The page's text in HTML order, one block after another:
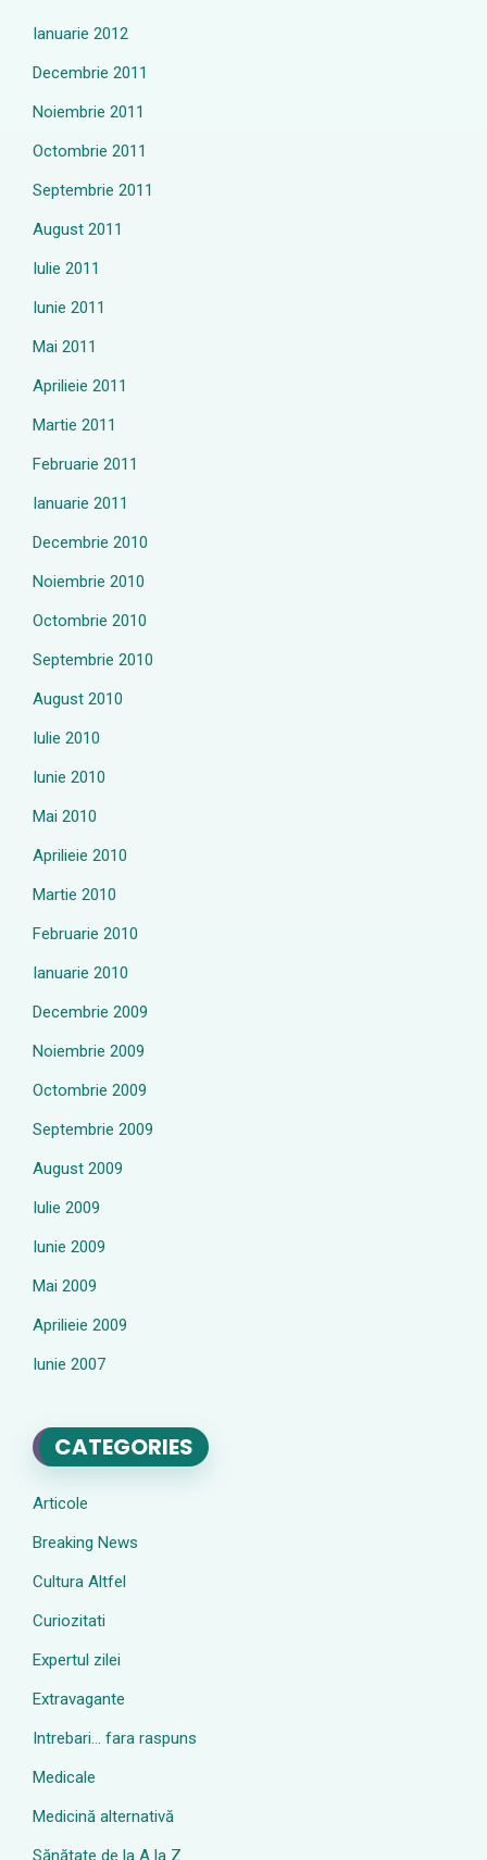
Ianuarie 2012
Decembrie 2011
Noiembrie 2011
Octombrie 2011
Septembrie 2011
August 2011
Iulie 2011
Iunie 2011
Mai 2011
Aprilieie 2011
Martie 2011
Februarie 2011
Ianuarie 2011
Decembrie 2010
Noiembrie 2010
Octombrie 2010
Septembrie 2010
August 2010
Iulie 2010
Iunie 2010
Mai 2010
Aprilieie 2010
Martie 2010
Februarie 2010
Ianuarie 2010
Decembrie 2009
Noiembrie 2009
Octombrie 2009
Septembrie 2009
August 2009
Iulie 2009
Iunie 2009
Mai 2009
Aprilieie 2009
Iunie 2007
CATEGORIES
Articole
Breaking News
Cultura Altfel
Curiozitati
Expertul zilei
Extravagante
Intrebari… fara raspuns
Medicale
Medicină alternativă
Sănătate de la A la Z